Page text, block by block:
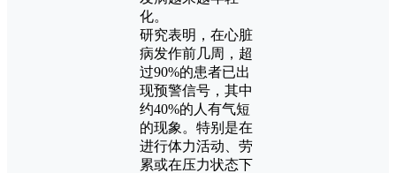
化。
研究表明，在心脏
病发作前几周，超
过90%的患者已出
现预警信号，其中
约40%的人有气短
的现象。特别是在
进行体力活动、劳
累或在压力状态下